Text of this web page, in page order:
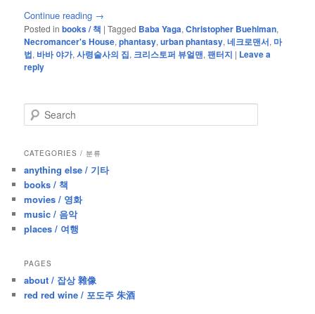
Continue reading →
Posted in books / 책 |Tagged Baba Yaga,Christopher Buehlman,
Necromancer's House,phantasy,urban phantasy,네크로맨서, 마
법, 바바 야가,사령술사의 집, 크리스토퍼 뷰얼맨,팬터지 | Leave a
reply
e
r
h
CATEGORIES / 분류
anything else / 기타
books / 책
movies / 영화
music / 음악
places / 여행
PAGES
about / 잡상 雜像
red red wine / 포도주 朱酒